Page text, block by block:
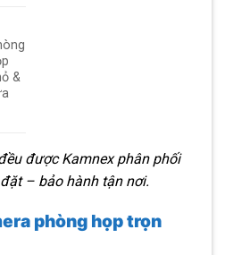
&
được Kamnex phân phối
– bảo hành tận nơi.
phòng họp trọn